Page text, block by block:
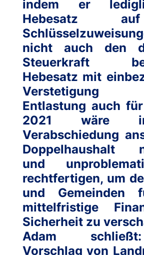
indem er
Hebesatz
nicht auch den
Steuerkraft
Hebesatz mit
Verstetigung
Entlastung auch
2021 wäre
Verabschiedung
Doppelhaushalt
und
rechtfertigen, um
und Gemeinden
mittelfristige
Sicherheit zu
Adam
Vorschlag von